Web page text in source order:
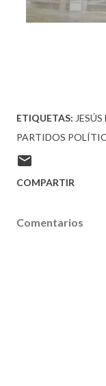
ETIQUETAS:
PARTIDOS
COMPARTIR
Comentarios